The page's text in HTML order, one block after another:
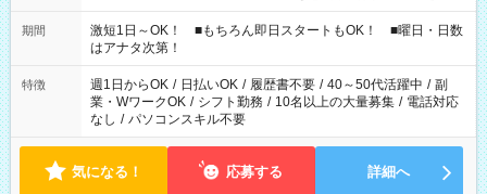
シフトもございます！ お気軽にご相談ください！
期間
激短1日～OK！ ■もちろん即日スタートもOK！ ■曜日・日数
はアナタ次第！
特徴 週1日からOK / 日払いOK / 履歴書不要 / 40～50代活躍中 / 副
業・WワークOK / シフト勤務 / 10名以上の大量募集 / 電話対応
なし / パソコンスキル不要
気になる！ 応募する 詳細へ